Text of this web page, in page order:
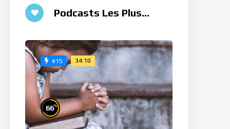
Podcasts Les Plus
#15 34:10
66%